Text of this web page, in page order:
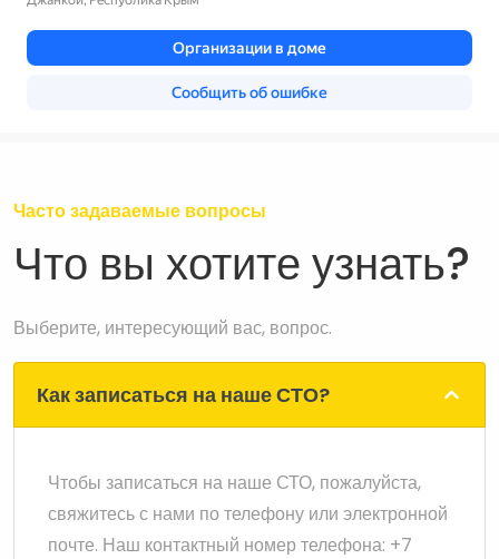
Часто задаваемые вопросы
Что вы хотите узнать?
Выберите, интересующий вас, вопрос.
Как записаться на наше СТО?
Чтобы записаться на наше СТО, пожалуйста,
свяжитесь с нами по телефону или электронной
почте. Наш контактный номер телефона: +7